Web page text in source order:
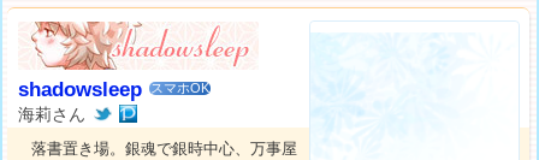
shadowsleep スマホOK
海莉さん
落書置き場。銀魂で銀時中心、万事屋